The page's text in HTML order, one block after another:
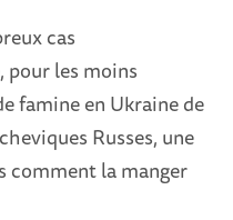
cas
pour les moins
famine en Ukraine de
Russes, une
comment la manger